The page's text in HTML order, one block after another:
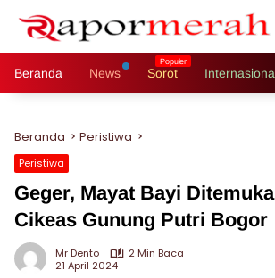
Beranda News Sorot
Beranda Peristiwa
Peristiwa
Geger, Mayat Bayi
Cikeas Gunung Putri Bogor
Mr Dento
2 Min Baca
21 April 2024